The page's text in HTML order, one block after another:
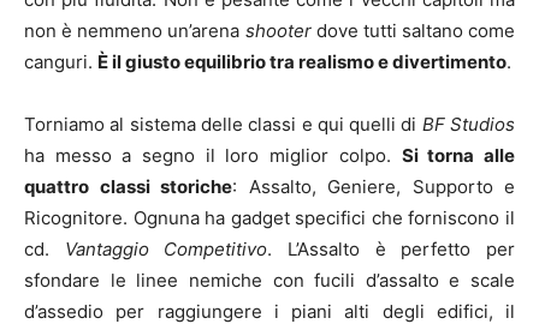
non è nemmeno un’arena shooterdove tutti saltano come
canguri. È il giusto equilibrio tra realismo e divertimento.
Torniamo al sistema delle classi e qui quelli di BF Studios
ha messo a segno il loro miglior colpo. Si torna alle
quattro classi storiche: Assalto, Geniere, Supporto e
Ricognitore. Ognuna ha gadget specifici che forniscono il
cd. Vantaggio Competitivo. L’Assalto è perfetto per
sfondare le linee nemiche con fucili d’assalto e scale
d’assedio per raggiungere i piani alti degli edifici, il